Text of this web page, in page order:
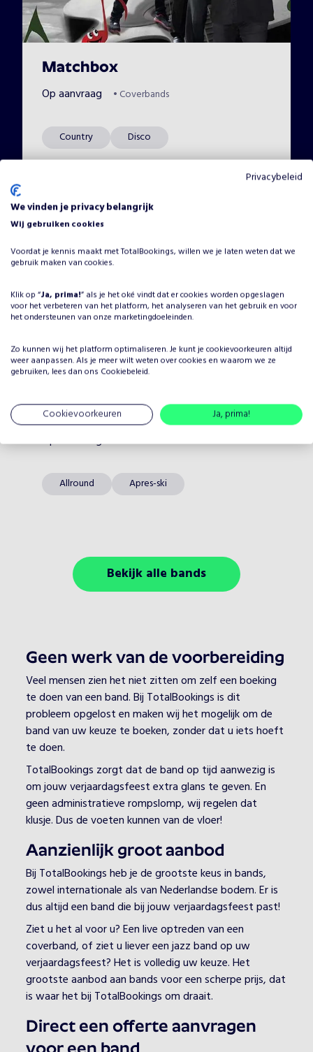
Matchbox
Op aanvraag • Coverbands
Country Disco
Tante Joke Karaoke Band
Op aanvraag •Coverbands
Allround Apres-ski
Bekijk alle bands
Geen werk van de voorbereiding
Veel mensen zien het niet zitten om zelf een boeking
te doen van een band. Bij TotalBookings is dit
probleem opgelost en maken wij het mogelijk om de
band van uw keuze te boeken, zonder dat u iets hoeft
te doen.
TotalBookings zorgt dat de band op tijd aanwezig is
om jouw verjaardagsfeest extra glans te geven. En
geen administratieve rompslomp, wij regelen dat
klusje. Dus de voeten kunnen van de vloer!
Aanzienlijk groot aanbod
Bij TotalBookings heb je de grootste keus in bands,
zowel internationale als van Nederlandse bodem. Er is
dus altijd een band die bij jouw verjaardagsfeest past!
Ziet u het al voor u? Een live optreden van een
coverband, of ziet u liever een jazz band op uw
verjaardagsfeest? Het is volledig uw keuze. Het
grootste aanbod aan bands voor een scherpe prijs, dat
is waar het bij TotalBookings om draait.
Direct een offerte aanvragen
Privacybeleid
We vinden je privacy belangrijk
Wij gebruiken cookies
Voordat je kennis maakt met TotalBookings, willen we je laten weten dat we
gebruik maken van cookies.
Klik op “Ja, prima!” als je het oké vindt dat er cookies worden opgeslagen
voor het verbeteren van het platform, het analyseren van het gebruik en voor
het ondersteunen van onze marketingdoeleinden.
Zo kunnen wij het platform optimaliseren. Je kunt je cookievoorkeuren altijd
weer aanpassen. Als je meer wilt weten over cookies en waarom we ze
gebruiken, lees dan ons Cookiebeleid.
Cookievoorkeuren Ja, prima!